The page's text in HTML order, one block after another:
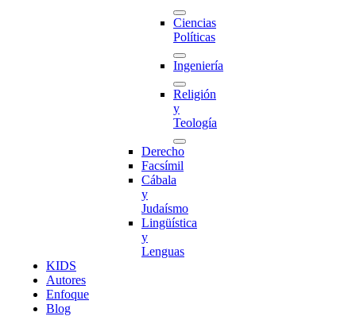
Ciencias
Políticas
Ingeniería
Religión
y
Teología
Derecho
Facsímil
Cábala
y
Judaísmo
Lingüística
y
Lenguas
KIDS
Autores
Enfoque
Blog